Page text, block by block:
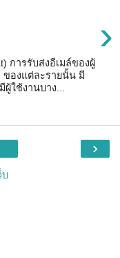
›
การรับส่งอีเมล์ของผู้
ของแต่ละรายนั้น มี
ใช้งานบาง...
›
บ